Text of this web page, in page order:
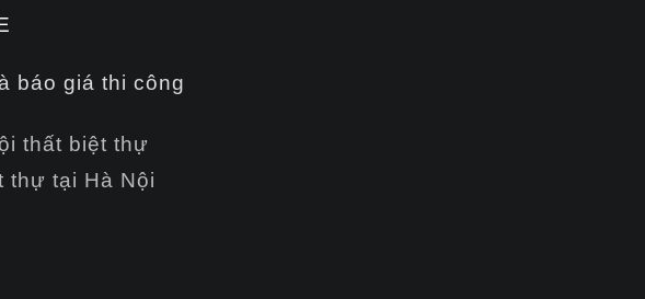
báo giá thi công
thất biệt thự
thự tại Hà Nội